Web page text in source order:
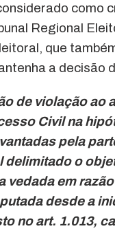
como
Regional
que
a decisão
de violação ao
Civil na
pela
o
vedada em
desde a
no art. 1.013,